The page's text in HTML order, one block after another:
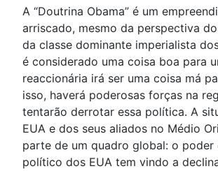
A “Doutrina Obama” é um
arriscado, mesmo da perspectiva
da classe dominante imperialista
é considerado uma coisa boa para
reaccionária irá ser uma coisa má
isso, haverá poderosas forças na
tentarão derrotar essa política. A
EUA e dos seus aliados no Médio
parte de um quadro global: o poder
político dos EUA tem vindo a